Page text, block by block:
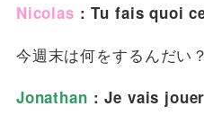
Nicolas : Tu fais quoi
今週末は何をするんだい？
Jonathan : Je vais